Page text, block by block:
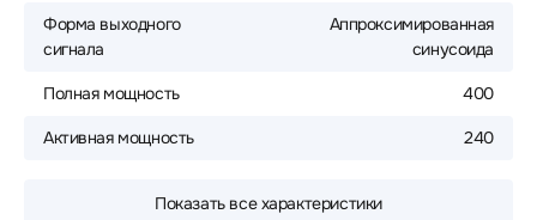
Форма выходного
сигнала
Аппроксимированная
синусоида
Полная мощность 400
Активная мощность 240
Показать все характеристики